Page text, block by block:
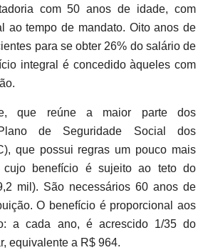
com 50 anos de idade, com
ao tempo de mandato. Oito anos de
para se obter 26% do salário de
integral é concedido àqueles com
que reúne a maior parte dos
de Seguridade Social dos
que possui regras um pouco mais
benefício é sujeito ao teto do
mil). São necessários 60 anos de
O benefício é proporcional aos
a cada ano, é acrescido 1/35 do
equivalente a R$ 964.